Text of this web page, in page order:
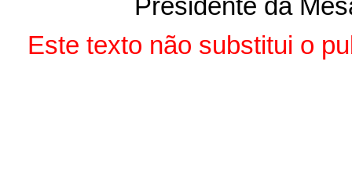
Presidente da
Este texto não substitui o